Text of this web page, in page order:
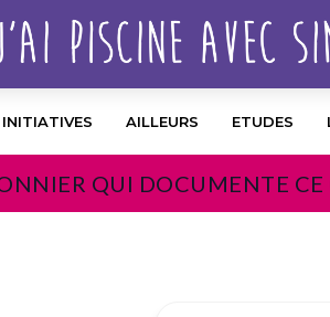
INITIATIVES AILLEURS ETUDES
QUI DOCUMENTE CE